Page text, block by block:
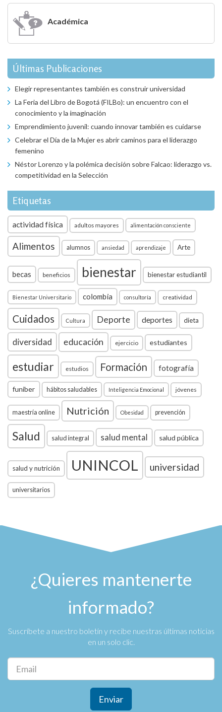
Académica
Últimas Publicaciones
Elegir representantes también es construir universidad
La Feria del Libro de Bogotá (FILBo): un encuentro con el
conocimiento y la imaginación
Emprendimiento juvenil: cuando innovar también es cuidarse
Celebrar el Día de la Mujer es abrir caminos para el liderazgo
femenino
Néstor Lorenzo y la polémica decisión sobre Falcao: liderazgo vs.
competitividad en la Selección
Etiquetas
actividad física adultos mayores alimentación consciente
Alimentos alumnos ansiedad aprendizaje Arte
becas beneficios bienestar bienestar estudiantil
Bienestar Universitario colombia consultoría creatividad
Cuidados Cultura Deporte deportes dieta
diversidad educación ejercicio estudiantes
estudiar estudios Formación fotografía
funiber hábitos saludables Inteligencia Emocional jóvenes
maestría online Nutrición Obesidad prevención
Salud salud integral salud mental salud pública
salud y nutrición UNINCOL universidad
universitarios
¿Quieres mantenerte
informado?
Suscríbete a nuestro boletín y recibe nuestras últimas noticias
en un solo clic.
Enviar